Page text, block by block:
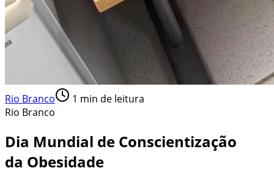
Rio Branco 1 min de leitura
Rio Branco
Dia Mundial de Conscientização
da Obesidade